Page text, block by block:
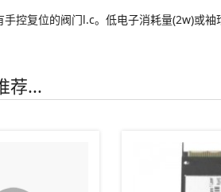
手控复位的阀门l.c。低电子消耗量(2w)或
荐...